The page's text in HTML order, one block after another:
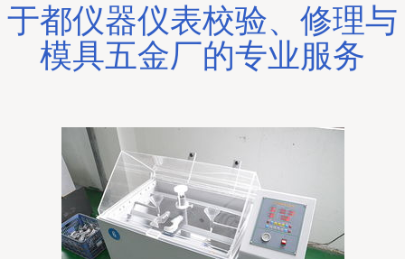
于都仪器仪表校验、修理与
模具五金厂的专业服务